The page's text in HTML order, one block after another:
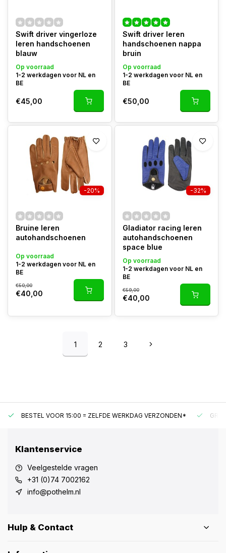
Swift driver vingerloze
leren handschoenen
blauw
Op voorraad
1-2 werkdagen voor NL en
BE
€45,00
Swift driver leren
handschoenen nappa
bruin
Op voorraad
1-2 werkdagen voor NL en
BE
€50,00
-20%
Bruine leren
autohandschoenen
Op voorraad
1-2 werkdagen voor NL en
BE
€50,00
€40,00
-32%
Gladiator racing leren
autohandschoenen
space blue
Op voorraad
1-2 werkdagen voor NL en
BE
€59,00
€40,00
1 2 3
BESTEL VOOR 15:00 = ZELFDE WERKDAG VERZONDEN*
Klantenservice
Veelgestelde vragen
+31 (0)74 7002162
info@pothelm.nl
Hulp & Contact